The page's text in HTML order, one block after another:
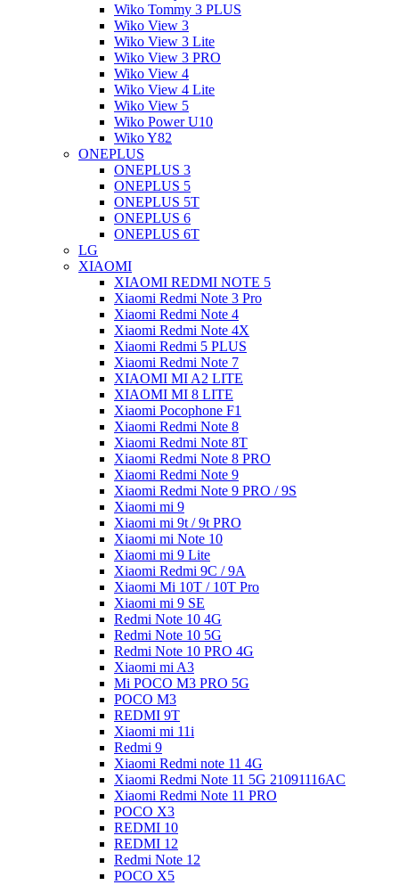
Wiko Tommy 3 PLUS
Wiko View 3
Wiko View 3 Lite
Wiko View 3 PRO
Wiko View 4
Wiko View 4 Lite
Wiko View 5
Wiko Power U10
Wiko Y82
ONEPLUS
ONEPLUS 3
ONEPLUS 5
ONEPLUS 5T
ONEPLUS 6
ONEPLUS 6T
LG
XIAOMI
XIAOMI REDMI NOTE 5
Xiaomi Redmi Note 3 Pro
Xiaomi Redmi Note 4
Xiaomi Redmi Note 4X
Xiaomi Redmi 5 PLUS
Xiaomi Redmi Note 7
XIAOMI MI A2 LITE
XIAOMI MI 8 LITE
Xiaomi Pocophone F1
Xiaomi Redmi Note 8
Xiaomi Redmi Note 8T
Xiaomi Redmi Note 8 PRO
Xiaomi Redmi Note 9
Xiaomi Redmi Note 9 PRO / 9S
Xiaomi mi 9
Xiaomi mi 9t / 9t PRO
Xiaomi mi Note 10
Xiaomi mi 9 Lite
Xiaomi Redmi 9C / 9A
Xiaomi Mi 10T / 10T Pro
Xiaomi mi 9 SE
Redmi Note 10 4G
Redmi Note 10 5G
Redmi Note 10 PRO 4G
Xiaomi mi A3
Mi POCO M3 PRO 5G
POCO M3
REDMI 9T
Xiaomi mi 11i
Redmi 9
Xiaomi Redmi note 11 4G
Xiaomi Redmi Note 11 5G 21091116AC
Xiaomi Redmi Note 11 PRO
POCO X3
REDMI 10
REDMI 12
Redmi Note 12
POCO X5